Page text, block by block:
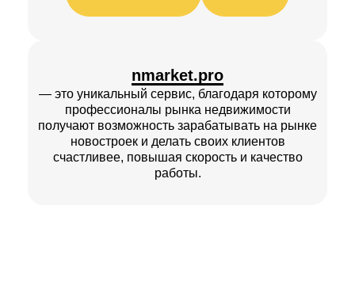
nmarket.pro
— это уникальный сервис, благодаря которому
профессионалы рынка недвижимости
получают возможность зарабатывать на рынке
новостроек и делать своих клиентов
счастливее, повышая скорость и качество
работы.